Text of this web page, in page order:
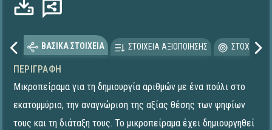
ΒΑΣΙΚΑ ΣΤΟΙΧΕΙΑ ΣΤΟΙΧΕΙΑ ΑΞΙΟΠΟΙΗΣΗΣ
ΠΕΡΙΓΡΑΦΉ
Μικροπείραμα για τη δημιουργία αριθμών με ένα πούλι στο
εκατομμύριο, την αναγνώριση της αξίας θέσης των ψηφίων
τους και τη διάταξη τους. Το μικροπείραμα έχει δημιουργηθεί